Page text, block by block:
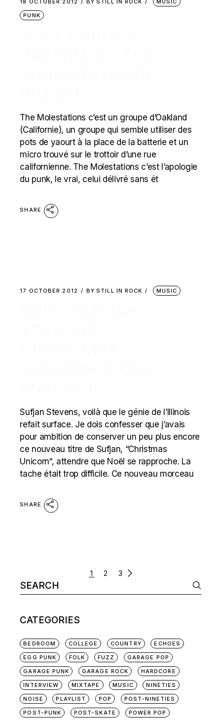
PUNK
The Molestations c’est un groupe d’Oakland
(Californie), un groupe qui semble utiliser des
pots de yaourt à la place de la batterie et un
micro trouvé sur le trottoir d’une rue
californienne. The Molestations c’est l’apologie
du punk, le vrai, celui délivré sans ét
SHARE
17 OCTOBER 2012 BY STILL IN ROCK MUSIC
Sufjan Stevens, voilà que le génie de l’Illinois
refait surface. Je dois confesser que j’avais
pour ambition de conserver un peu plus encore
ce nouveau titre de Sufjan, “Christmas
Unicorn“, attendre que Noël se rapproche. La
tache était trop difficile. Ce nouveau morceau
SHARE
NAVIGATION
1 2 3
Search
for:
CATEGORIES
BEDROOM COLLEGE COUNTRY
ECHOES
EGG PUNK
FOLK FUZZ
GARAGE POP
GARAGE PUNK
GARAGE ROCK
HARDCORE
INTERVIEW
MIXTAPE MUSIC
NINETIES
NOISE
PLAYLIST POP
POST-NINETIES
POST-PUNK
POST-SKATE POWER POP